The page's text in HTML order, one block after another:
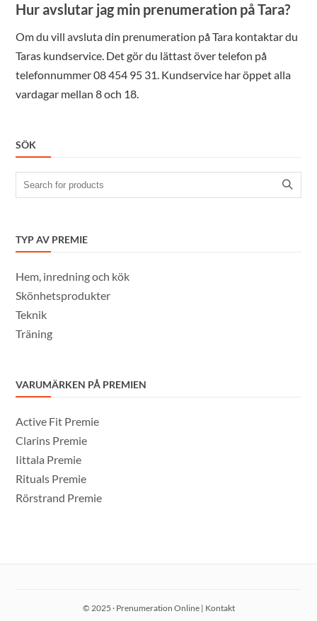
Hur avslutar jag min prenumeration på Tara?
Om du vill avsluta din prenumeration på Tara kontaktar du
Taras kundservice. Det gör du lättast över telefon på
telefonnummer 08 454 95 31. Kundservice har öppet alla
vardagar mellan 8 och 18.
SÖK
Search
for:
TYP AV PREMIE
Hem, inredning och kök
Skönhetsprodukter
Teknik
Träning
VARUMÄRKEN PÅ PREMIEN
Active Fit Premie
Clarins Premie
Iittala Premie
Rituals Premie
Rörstrand Premie
© 2025 · Prenumeration Online | Kontakt